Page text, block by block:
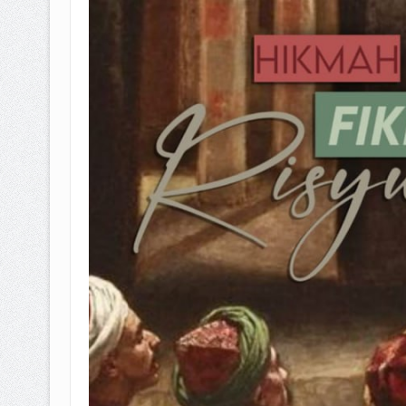
BAGAIMANA CARA MEMBAYAR
ISTIDLAL BATIL VS ISTIDLAL
HUKUM MEMBAYAR ZAKAT